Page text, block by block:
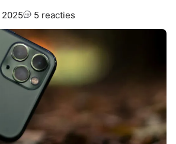
5 reacties